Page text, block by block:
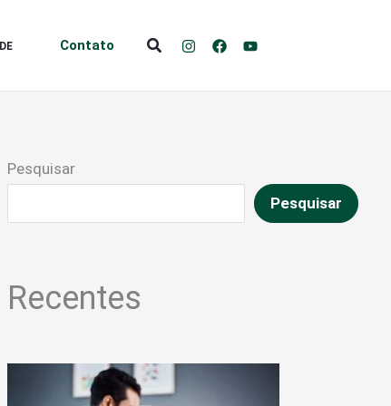
Contato Pesquisar
Pesquisar
Pesquisar
Recentes